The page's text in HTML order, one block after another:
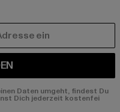
Daten umgeht, findest Du
Dich jederzeit kostenfei